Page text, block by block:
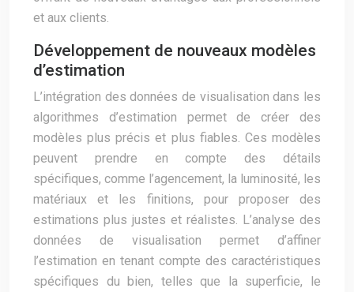
et aux clients.
Développement de nouveaux modèles
d’estimation
L’intégration des données de visualisation dans les
algorithmes d’estimation permet de créer des
modèles plus précis et plus fiables. Ces modèles
peuvent prendre en compte des détails
spécifiques, comme l’agencement, la luminosité, les
matériaux et les finitions, pour proposer des
estimations plus justes et réalistes. L’analyse des
données de visualisation permet d’affiner
l’estimation en tenant compte des caractéristiques
spécifiques du bien, telles que la superficie, le